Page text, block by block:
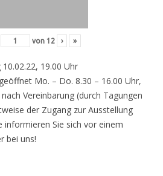
von 12 › »
19.00 Uhr
Mo. – Do. 8.30 – 16.00 Uhr,
Vereinbarung (durch Tagungen
der Zugang zur Ausstellung
Sie sich vor einem
bei uns!